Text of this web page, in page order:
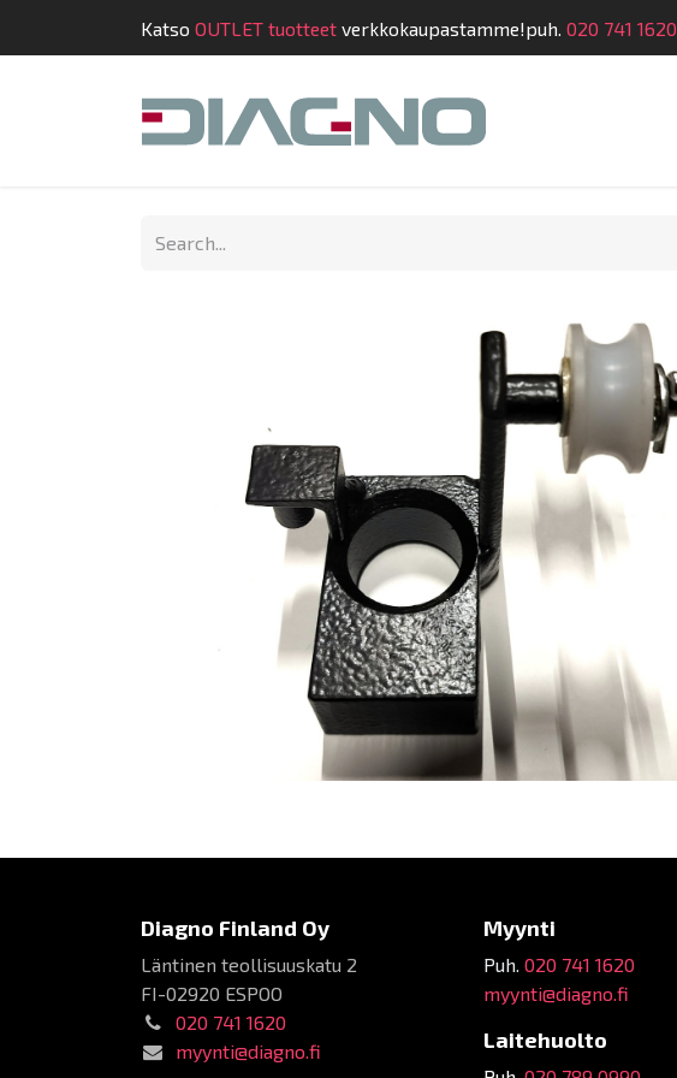
Katso OUTLET tuotteet verkkokaupastamme!puh. 020 741 1620
Shop
Diagno Finland Oy
Läntinen teollisuuskatu 2
FI-02920 ESPOO
020 741 1620
myynti@diagno.fi
Myynti
Puh. 020 741 1620
myynti@diagno.fi
Laitehuolto